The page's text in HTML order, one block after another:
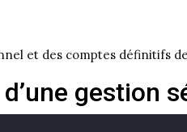
et des comptes définitifs
gestion